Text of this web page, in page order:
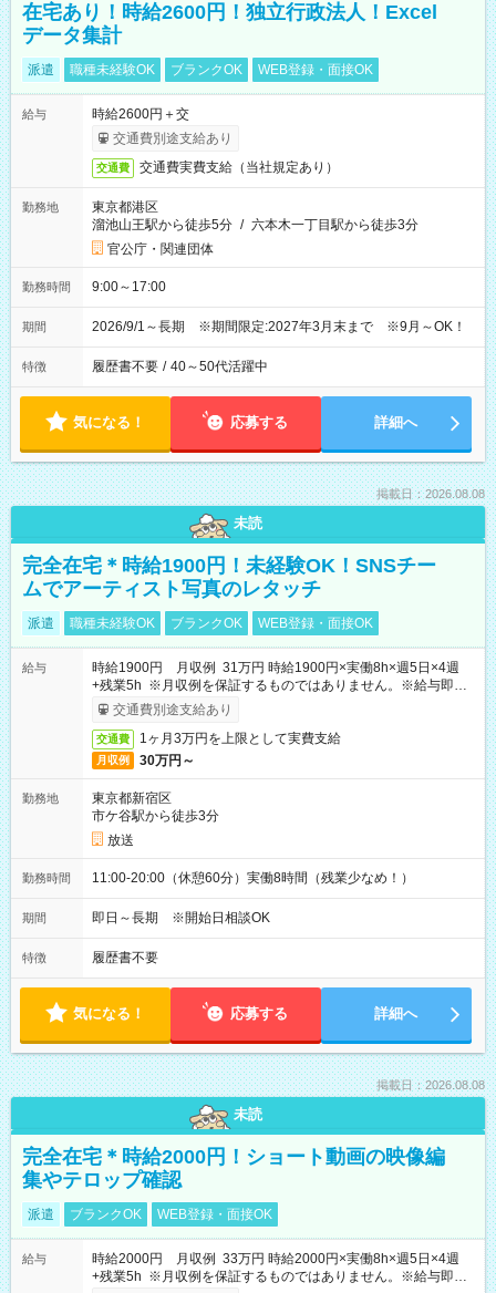
在宅あり！時給2600円！独立行政法人！Excel
データ集計
派遣 職種未経験OK ブランクOK WEB登録・面接OK
給与
時給2600円＋交
交通費別途支給あり
交通費 交通費実費支給（当社規定あり）
勤務地
東京都港区
溜池山王駅から徒歩5分 / 六本木一丁目駅から徒歩3分
官公庁・関連団体
勤務時間 9:00～17:00
期間 2026/9/1～長期 ※期間限定:2027年3月末まで ※9月～OK！
特徴 履歴書不要 / 40～50代活躍中
気になる！ 応募する 詳細へ
掲載日：2026.08.08
未読
完全在宅＊時給1900円！未経験OK！SNSチー
ムでアーティスト写真のレタッチ
派遣 職種未経験OK ブランクOK WEB登録・面接OK
給与
時給1900円 月収例 31万円 時給1900円×実働8h×週5日×4週
+残業5h ※月収例を保証するものではありません。※給与即受
取りサービス利用可（利用条件有）
交通費別途支給あり
交通費 1ヶ月3万円を上限として実費支給
月収例 30万円～
勤務地
東京都新宿区
市ケ谷駅から徒歩3分
放送
勤務時間 11:00-20:00（休憩60分）実働8時間（残業少なめ！）
期間 即日～長期 ※開始日相談OK
特徴 履歴書不要
気になる！ 応募する 詳細へ
掲載日：2026.08.08
未読
完全在宅＊時給2000円！ショート動画の映像編
集やテロップ確認
派遣 ブランクOK WEB登録・面接OK
給与
時給2000円 月収例 33万円 時給2000円×実働8h×週5日×4週
+残業5h ※月収例を保証するものではありません。※給与即受